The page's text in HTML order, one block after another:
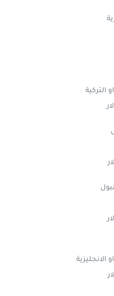
التركية
الانجليزية